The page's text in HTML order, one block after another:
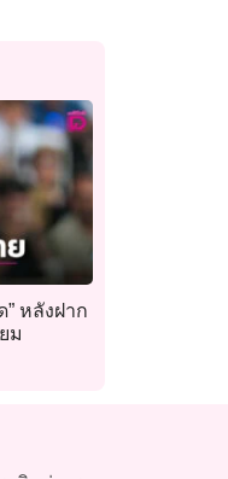
” หลังฝาก
ม